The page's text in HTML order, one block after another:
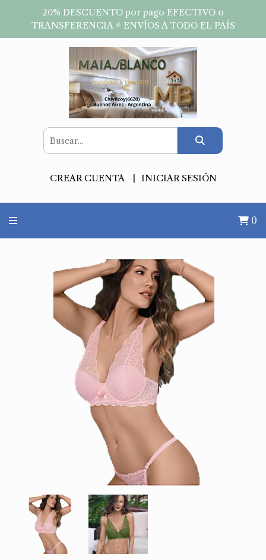
20% DESCUENTO por pago EFECTIVO o
TRANSFERENCIA # ENVÍOS A TODO EL PAÍS
CREAR CUENTA INICIAR SESIÓN
0